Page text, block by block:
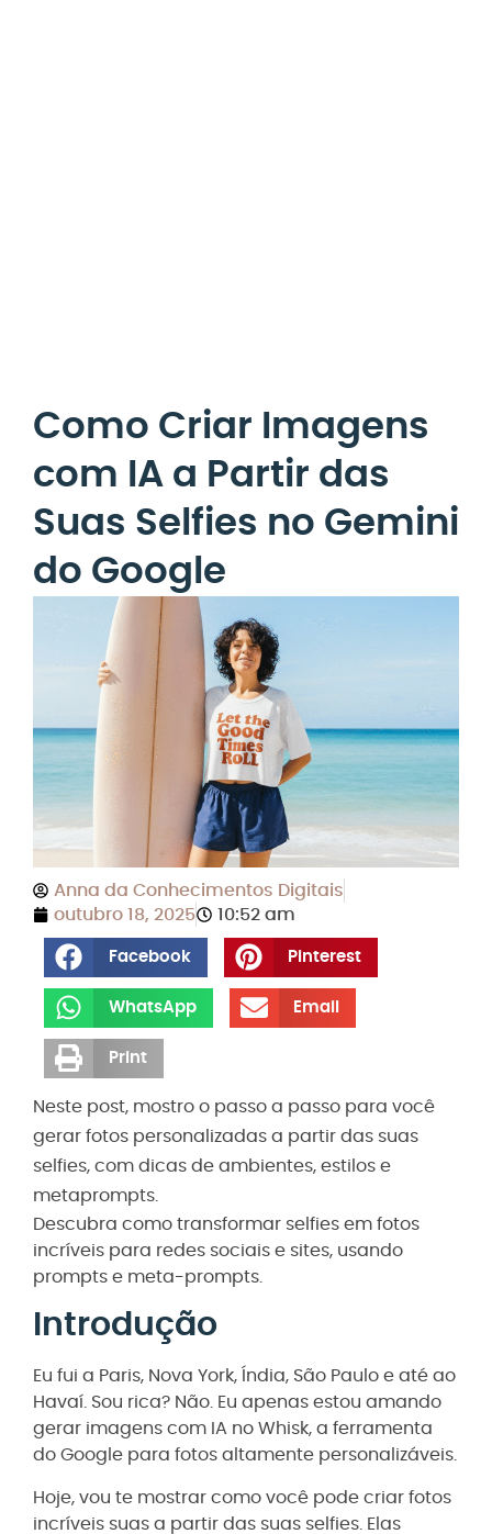
Como Criar Imagens
com IA a Partir das
Suas Selfies no Gemini
do Google
Anna da Conhecimentos Digitais
outubro 18, 2025
10:52 am
Facebook Pinterest
WhatsApp Email
Print
Neste post, mostro o passo a passo para você
gerar fotos personalizadas a partir das suas
selfies, com dicas de ambientes, estilos e
metaprompts.
Descubra como transformar selfies em fotos
incríveis para redes sociais e sites, usando
prompts e meta-prompts.
Introdução
Eu fui a Paris, Nova York, Índia, São Paulo e até ao
Havaí. Sou rica? Não. Eu apenas estou amando
gerar imagens com IA no Whisk, a ferramenta
do Google para fotos altamente personalizáveis.
Hoje, vou te mostrar como você pode criar fotos
incríveis suas a partir das suas selfies. Elas